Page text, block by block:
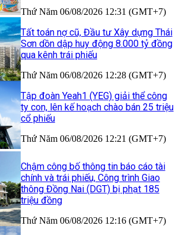
Thứ Năm 06/08/2026 12:31 (GMT+7)
Tất toán nợ cũ, Đầu tư Xây dựng Thái
Sơn dồn dập huy động 8.000 tỷ đồng
qua kênh trái phiếu
Thứ Năm 06/08/2026 12:28 (GMT+7)
Tập đoàn Yeah1 (YEG) giải thể công
ty con, lên kế hoạch chào bán 25 triệu
cổ phiếu
Thứ Năm 06/08/2026 12:21 (GMT+7)
Chậm công bố thông tin báo cáo tài
chính và trái phiếu, Công trình Giao
thông Đồng Nai (DGT) bị phạt 185
triệu đồng
Thứ Năm 06/08/2026 12:16 (GMT+7)